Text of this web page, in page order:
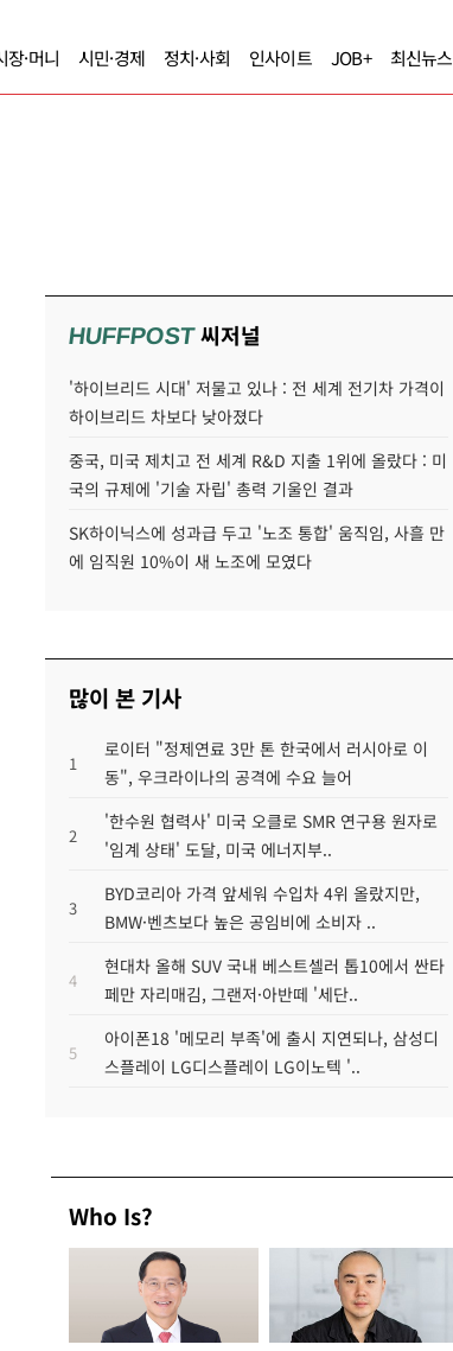
장·머니 시민·경제 정치·사회 인사이트 JOB+ 최신뉴스
HUFFPOST씨저널
'하이브리드 시대' 저물고 있나 : 전 세계 전기차 가격이
하이브리드 차보다 낮아졌다
중국, 미국 제치고 전 세계 R&D 지출 1위에 올랐다 : 미
국의 규제에 '기술 자립' 총력 기울인 결과
SK하이닉스에 성과급 두고 '노조 통합' 움직임, 사흘 만
에 임직원 10%이 새 노조에 모였다
많이 본 기사
1
로이터 "정제연료 3만 톤 한국에서 러시아로 이
동", 우크라이나의 공격에 수요 늘어
2
'한수원 협력사' 미국 오클로 SMR 연구용 원자로
'임계 상태' 도달, 미국 에너지부..
3
BYD코리아 가격 앞세워 수입차 4위 올랐지만,
BMW·벤츠보다 높은 공임비에 소비자 ..
4
현대차 올해 SUV 국내 베스트셀러 톱10에서 싼타
페만 자리매김, 그랜저·아반떼 '세단..
5
아이폰18 '메모리 부족'에 출시 지연되나, 삼성디
스플레이 LG디스플레이 LG이노텍 '..
Who Is?